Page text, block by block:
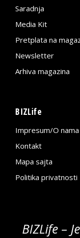
Saradnja
Media Kit
Pretplata na
Newsletter
Arhiva magazina
BIZLife
Impresum/O nama
Kontakt
Mapa sajta
Politika privatnosti
BIZLife –